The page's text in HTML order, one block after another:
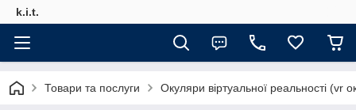
k.i.t.
Товари та послуги Окуляри віртуальної реальності (vr